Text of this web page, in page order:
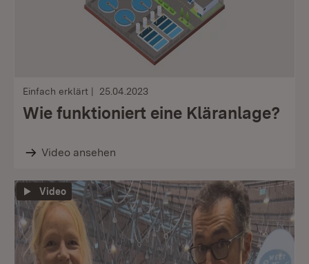
Einfach erklärt 25.04.2023
Wie funktioniert eine Kläranlage?
Video ansehen
Video